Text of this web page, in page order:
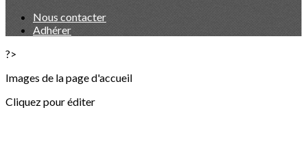
Nous contacter
Adhérer
?>
Images de la page d'accueil
Cliquez pour éditer